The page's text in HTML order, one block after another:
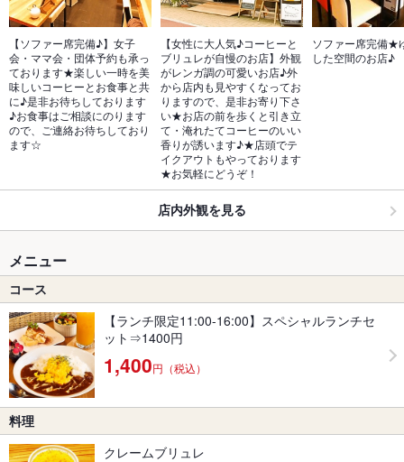
【ソファー席完備♪】女子
会・ママ会・団体予約も承っ
ております★楽しい一時を美
味しいコーヒーとお食事と共
に♪是非お待ちしております
♪お食事はご相談にのります
ので、ご連絡お待ちしており
ます☆
【女性に大人気♪コーヒーと
ブリュレが自慢のお店】外観
がレンガ調の可愛いお店♪外
から店内も見やすくなってお
りますので、是非お寄り下さ
い★お店の前を歩くと引き立
て・淹れたてコーヒーのいい
香りが誘います♪★店頭でテ
イクアウトもやっております
★お気軽にどうぞ！
ソファー席完備★
した空間のお店♪
店内外観を見る
メニュー
コース
【ランチ限定11:00-16:00】スペシャルランチセ
ット⇒1400円
1,400円（税込）
料理
クレームブリュレ